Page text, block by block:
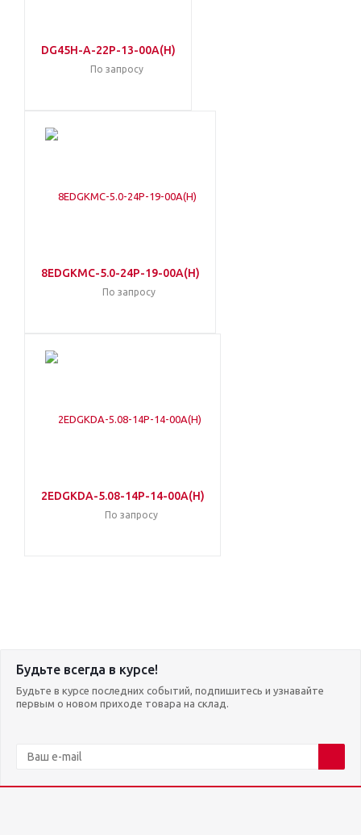
DG45H-A-22P-13-00A(H)
По запросу
8EDGKMC-5.0-24P-19-00A(H)
По запросу
2EDGKDA-5.08-14P-14-00A(H)
По запросу
Будьте всегда в курсе!
Будьте в курсе последних событий, подпишитесь и узнавайте
первым о новом приходе товара на склад.